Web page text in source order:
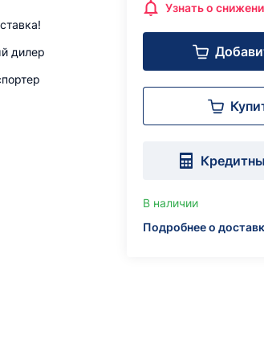
дилер
Узнать о
В наличии
Подробнее о